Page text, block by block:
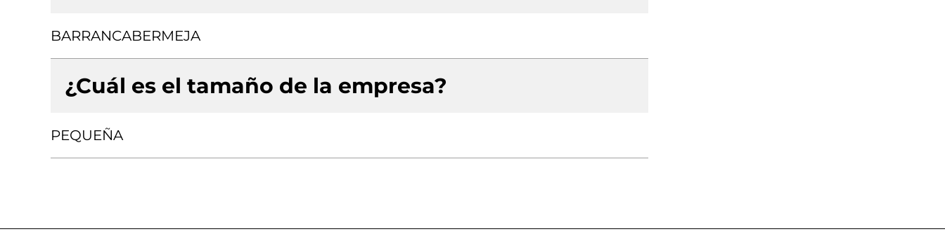
BARRANCABERMEJA
¿Cuál es el tamaño de la empresa?
PEQUEÑA